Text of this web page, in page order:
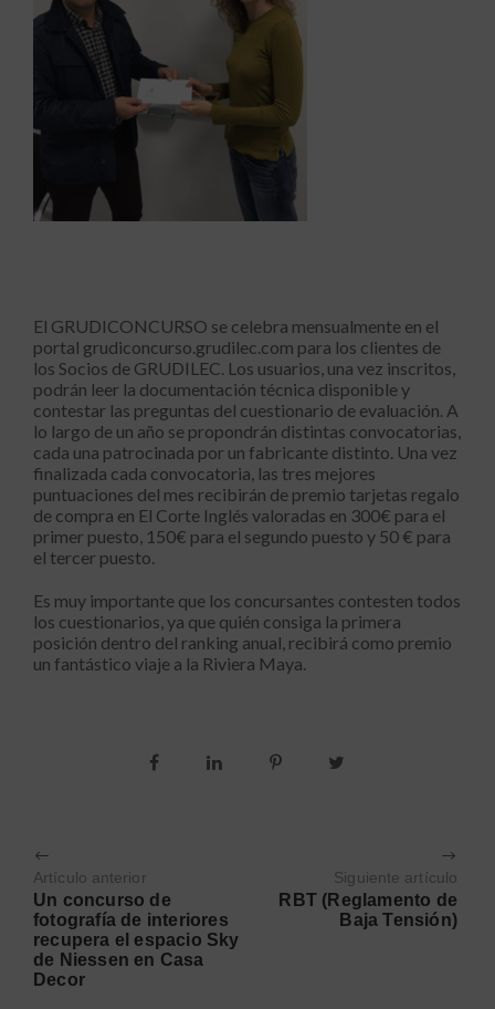
El GRUDICONCURSO se celebra mensualmente en el
portal grudiconcurso.grudilec.com para los clientes de
los Socios de GRUDILEC. Los usuarios, una vez inscritos,
podrán leer la documentación técnica disponible y
contestar las preguntas del cuestionario de evaluación. A
lo largo de un año se propondrán distintas convocatorias,
cada una patrocinada por un fabricante distinto. Una vez
finalizada cada convocatoria, las tres mejores
puntuaciones del mes recibirán de premio tarjetas regalo
de compra en El Corte Inglés valoradas en 300€ para el
primer puesto, 150€ para el segundo puesto y 50 € para
el tercer puesto.
Es muy importante que los concursantes contesten todos
los cuestionarios, ya que quién consiga la primera
posición dentro del ranking anual, recibirá como premio
un fantástico viaje a la Riviera Maya.
Artículo anterior
Un concurso de
fotografía de interiores
recupera el espacio Sky
de Niessen en Casa
Decor
Siguiente artículo
RBT (Reglamento de
Baja Tensión)